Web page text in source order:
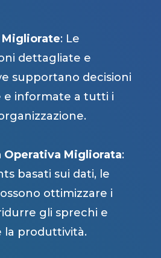
: Le
dettagliate e
supportano decisioni
e informate a tutti i
Operativa Migliorata:
basati sui dati, le
ottimizzare i
gli sprechi e
la produttività.